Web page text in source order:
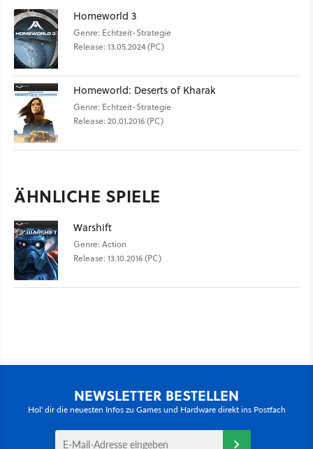
Homeworld 3
Genre: Echtzeit-Strategie
Release: 13.05.2024 (PC)
Homeworld: Deserts of Kharak
Genre: Echtzeit-Strategie
Release: 20.01.2016 (PC)
ÄHNLICHE SPIELE
Warshift
Genre: Action
Release: 13.10.2016 (PC)
NEWSLETTER BESTELLEN
Hol' dir die neuesten Infos zu Games und Hardware direkt ins Postfach